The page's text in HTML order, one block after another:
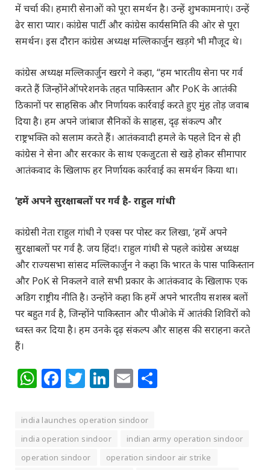
में चर्चा की। हमारी सेनाओं को पूरा समर्थन है। उन्हें शुभकामनाएं। उन्हें
ढेर सारा प्यार। कांग्रेस पार्टी और कांग्रेस कार्यसमिति की ओर से पूरा
समर्थन। इस दौरान कांग्रेस अध्यक्ष मल्लिकार्जुन खड़गे भी मौजूद थे।
कांग्रेस अध्यक्ष मल्लिकार्जुन खरगे ने कहा, “हम भारतीय सेना पर गर्व
करते हैं जिन्होंनेऑपरेशनके तहत पाकिस्तान और PoK के आतंकी
ठिकानों पर साहसिक और निर्णायक कार्रवाई करते हुए मुंह तोड़ जवाब
दिया है। हम अपने जांबाज सैनिकों के साहस, दृढ़ संकल्प और
राष्ट्रभक्ति को सलाम करते हैं। आतंकवादी हमले के पहले दिन से ही
कांग्रेस ने सेना और सरकार के साथ एकजुटता से खड़े होकर सीमापार
आतंकवाद के खिलाफ हर निर्णायक कार्रवाई का समर्थन किया था।
‘हमें अपने सुरक्षाबलों पर गर्व है- राहुल गांधी
कांग्रेसी नेता राहुल गांधी ने एक्स पर पोस्ट कर लिखा, ‘हमें अपने
सुरक्षाबलों पर गर्व है. जय हिंद!। राहुल गांधी से पहले कांग्रेस अध्यक्ष
और राज्यसभा सांसद मल्लिकार्जुन ने कहा कि भारत के पास पाकिस्तान
और PoK से निकलने वाले सभी प्रकार के आतंकवाद के खिलाफ एक
अडिग राष्ट्रीय नीति है। उन्होंने कहा कि हमें अपने भारतीय सशस्त्र बलों
पर बहुत गर्व है, जिन्होंने पाकिस्तान और पीओके में आतंकी शिविरों को
ध्वस्त कर दिया है। हम उनके दृढ़ संकल्प और साहस की सराहना करते
हैं।
WhatsApp
Facebook
Twitter
LinkedIn
Email
india launches operation sindoor
india operation sindoor
indian army operation sindoor
operation sindoor
operation sindoor air strike